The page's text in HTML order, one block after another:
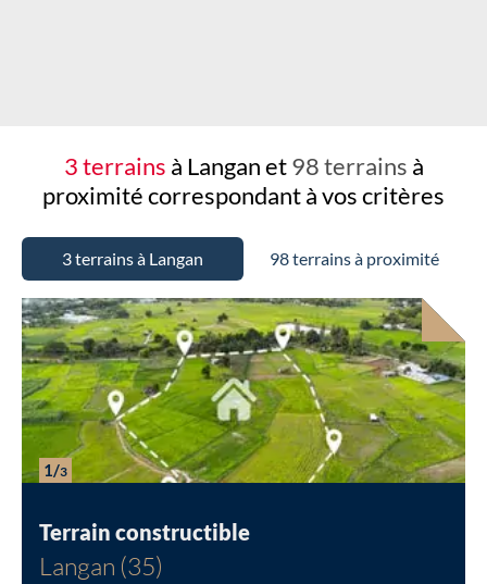
3 terrains à Langan et98 terrains à
proximitécorrespondant à vos critères
3 terrains à Langan 98 terrains à proximité
1/3
Terrain constructible
Langan (35)